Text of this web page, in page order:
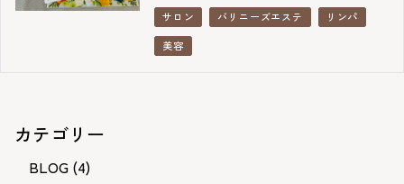
サロン
バリニーズエステ
リンパ
美容
カテゴリー
BLOG (4)